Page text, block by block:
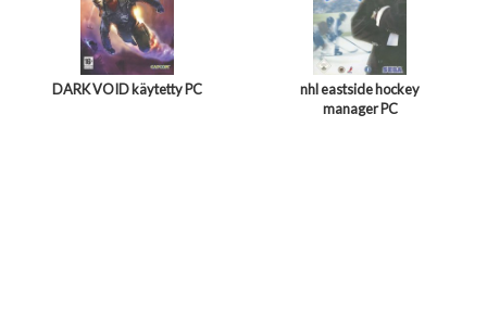
DARK VOID käytetty PC
nhl eastside hockey
manager PC